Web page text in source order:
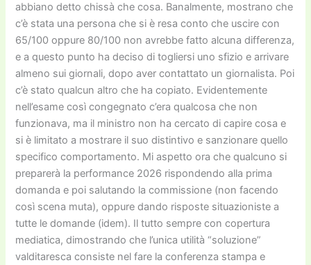
abbiano detto chissà che cosa. Banalmente, mostrano che
c’è stata una persona che si è resa conto che uscire con
65/100 oppure 80/100 non avrebbe fatto alcuna differenza,
e a questo punto ha deciso di togliersi uno sfizio e arrivare
almeno sui giornali, dopo aver contattato un giornalista. Poi
c’è stato qualcun altro che ha copiato. Evidentemente
nell’esame così congegnato c’era qualcosa che non
funzionava, ma il ministro non ha cercato di capire cosa e
si è limitato a mostrare il suo distintivo e sanzionare quello
specifico comportamento. Mi aspetto ora che qualcuno si
preparerà la performance 2026 rispondendo alla prima
domanda e poi salutando la commissione (non facendo
così scena muta), oppure dando risposte situazioniste a
tutte le domande (idem). Il tutto sempre con copertura
mediatica, dimostrando che l’unica utilità “soluzione”
valditaresca consiste nel fare la conferenza stampa e